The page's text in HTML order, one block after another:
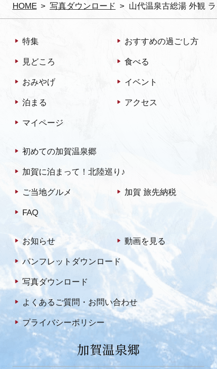
HOME 写真ダウンロード 山代温泉古総湯 外観
特集 おすすめの過ごし方
見どころ 食べる
おみやげ イベント
泊まる アクセス
マイページ
初めての加賀温泉郷
加賀に泊まって！北陸巡り♪
ご当地グルメ 加賀 旅先納税
FAQ
お知らせ 動画を見る
パンフレットダウンロード
写真ダウンロード
よくあるご質問・お問い合わせ
プライバシーポリシー
加賀温泉郷